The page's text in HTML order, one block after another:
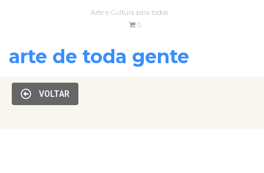
Arte e Cultura para todos
0
arte de toda gente
VOLTAR